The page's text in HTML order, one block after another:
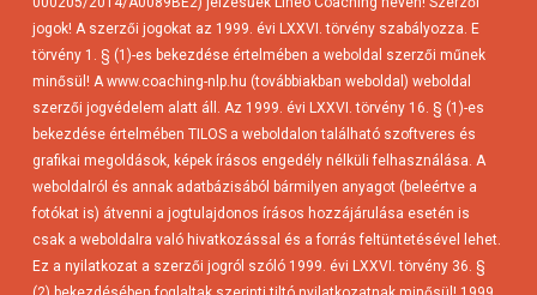
jogok! A szerzői jogokat az 1999. évi LXXVI. törvény szabályozza. E
törvény 1. § (1)-es bekezdése értelmében a weboldal szerzői műnek
minősül! A www.coaching-nlp.hu (továbbiakban weboldal) weboldal
szerzői jogvédelem alatt áll. Az 1999. évi LXXVI. törvény 16. § (1)-es
bekezdése értelmében TILOS a weboldalon található szoftveres és
grafikai megoldások, képek írásos engedély nélküli felhasználása. A
weboldalról és annak adatbázisából bármilyen anyagot (beleértve a
fotókat is) átvenni a jogtulajdonos írásos hozzájárulása esetén is
csak a weboldalra való hivatkozással és a forrás feltüntetésével lehet.
Ez a nyilatkozat a szerzői jogról szóló 1999. évi LXXVI. törvény 36. §